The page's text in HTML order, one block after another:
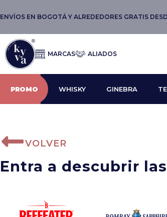
ENVÍOS EN BOGOTÁ Y ALREDEDORES GRATIS
MARCAS ALIADOS
PROMO WHISKY GINEBRA
VOLVER
Entra a descubrir